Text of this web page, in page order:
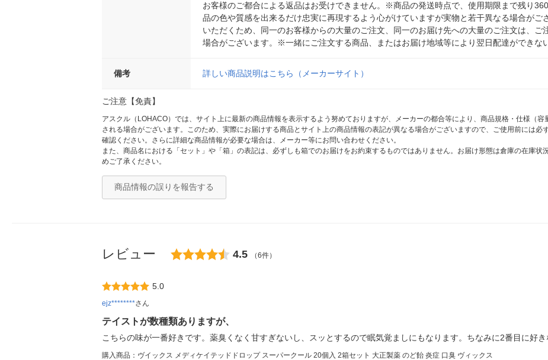
お客様のご都合による返品はお受けできません。※商品の発送時点で、使用期限まで残り
品の色や質感を出来るだけ忠実に再現するよう心がけていますが実物と若干異なる場合が
いただくため、同一のお客様からの大量のご注文、同一のお届け先への大量のご注文は、ご
場合がございます。※一緒にご注文する商品、またはお届け地域等により翌日配達ができな
備考 詳しい商品説明はこちら（メーカーサイト）
ご注意【免責】
アスクル（LOHACO）では、サイト上に最新の商品情報を表示するよう努めておりますが、メーカーの都合等により、商品規格・仕様（
される場合がございます。このため、実際にお届けする商品とサイト上の商品情報の表記が異なる場合がございますので、ご使用前には必
確認ください。さらに詳細な商品情報が必要な場合は、メーカー等にお問い合わせください。
また、商品名における「セット」や「箱」の表記は、必ずしも箱でのお届けをお約束するものではありません。お届け形態は倉庫の在庫状
めご了承ください。
商品情報の誤りを報告する
レビュー 4.5 （6件）
5.0
ejz********さん
テイストが数種類ありますが、
こちらの味が一番好きです。薬臭くなく甘すぎないし、スッとするので眠気覚ましにもなります。ちなみに2番目に好き
購入商品：ヴイックス メディケイテッドドロップ スーパークール 20個入 2箱セット 大正製薬 のど飴 炎症 口臭 ヴィックス